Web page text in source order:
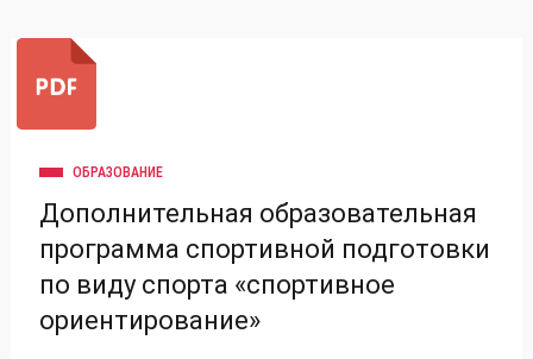
ОБРАЗОВАНИЕ
Дополнительная образовательная
программа спортивной подготовки
по виду спорта «спортивное
ориентирование»